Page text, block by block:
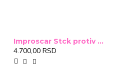
Improscar Stck protiv ožiljaka 4,6g
4.700,00 RSD